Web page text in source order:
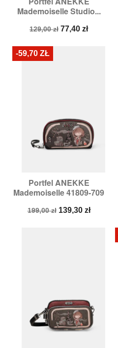
Mademoiselle Studio...
Cena
129,00 zł Cena
77,40 zł
Portfel ANEKKE
Mademoiselle 41809-709
Cena
199,00 zł Cena
139,30 zł
-59,70 ZŁ